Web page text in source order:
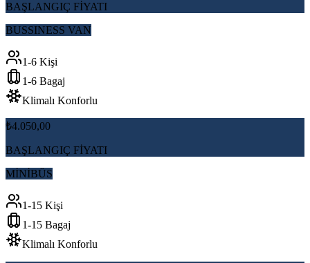
BAŞLANGIÇ FİYATI
BUSSINESS VAN
1-6 Kişi
1-6 Bagaj
Klimalı Konforlu
₺4.050,00
BAŞLANGIÇ FİYATI
MİNİBÜS
1-15 Kişi
1-15 Bagaj
Klimalı Konforlu